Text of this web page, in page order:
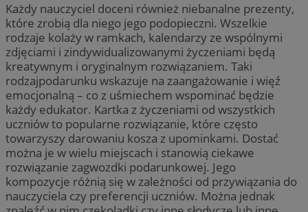
Każdy nauczyciel doceni również niebanalne prezenty,
które zrobią dla niego jego podopieczni. Wszelkie
rodzaje kolaży w ramkach, kalendarzy ze wspólnymi
zdjęciami i zindywidualizowanymi życzeniami będą
kreatywnym i oryginalnym rozwiązaniem. Taki
rodzajpodarunku wskazuje na zaangażowanie i więź
emocjonalną – co z uśmiechem wspominać będzie
każdy edukator. Kartka z życzeniami od wszystkich
uczniów to popularne rozwiązanie, które często
towarzyszy darowaniu kosza z upominkami. Dostać
można je w wielu miejscach i stanowią ciekawe
rozwiązanie zagwozdki podarunkowej. Jego
kompozycje różnią się w zależności od przywiązania do
nauczyciela czy preferencji uczniów. Można jednak